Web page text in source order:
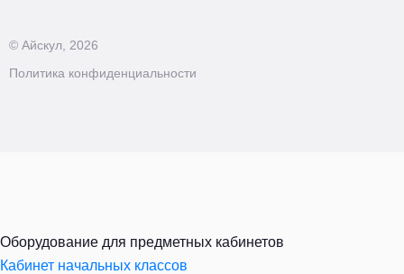
© Айскул, 2026
Политика конфиденциальности
Оборудование для предметных кабинетов
Кабинет начальных классов